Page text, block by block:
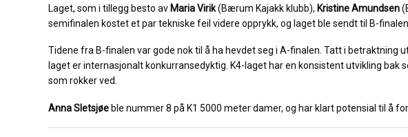
Laget, som i tillegg besto av Maria Virik(Bærum Kajakk klubb), Kristine Amundsen
semifinalen kostet et par tekniske feil videre opprykk, og laget ble sendt til B-
Tidene fra B-finalen var gode nok til å ha hevdet seg i A-finalen. Tatt i
laget er internasjonalt konkurransedyktig. K4-laget har en konsistent utvikling bak
som rokker ved.
Anna Sletsjøe ble nummer 8 på K1 5000 meter damer, og har klart potensial til å